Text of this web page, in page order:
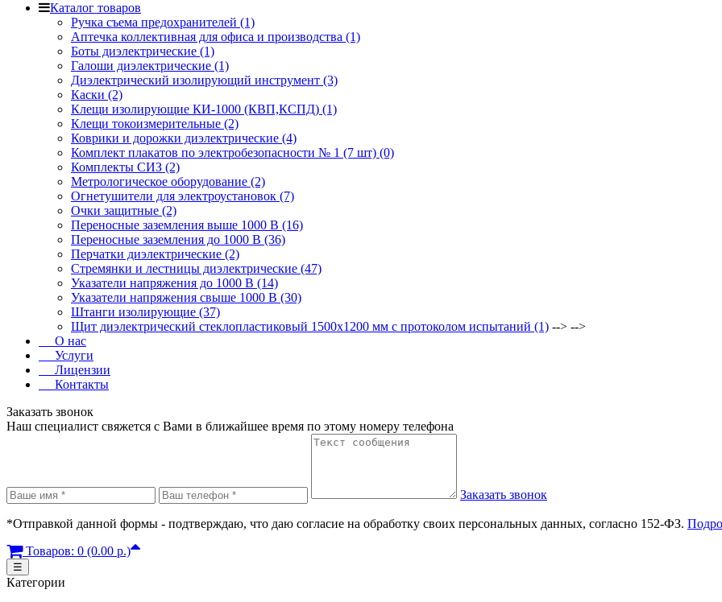
Каталог товаров
Ручка съема предохранителей (1)
Аптечка коллективная для офиса и производства (1)
Боты диэлектрические (1)
Галоши диэлектрические (1)
Диэлектрический изолирующий инструмент (3)
Каски (2)
Клещи изолирующие КИ-1000 (КВП,КСПД) (1)
Клещи токоизмерительные (2)
Коврики и дорожки диэлектрические (4)
Комплект плакатов по электробезопасности № 1 (7 шт) (0)
Комплекты СИЗ (2)
Метрологическое оборудование (2)
Огнетушители для электроустановок (7)
Очки защитные (2)
Переносные заземления выше 1000 В (16)
Переносные заземления до 1000 В (36)
Перчатки диэлектрические (2)
Стремянки и лестницы диэлектрические (47)
Указатели напряжения до 1000 В (14)
Указатели напряжения свыше 1000 В (30)
Штанги изолирующие (37)
Щит диэлектрический стеклопластиковый 1500х1200 мм с протоколом испытаний (1) --> -->
О нас
Услуги
Лицензии
Контакты
Заказать звонок
Наш специалист свяжется с Вами в ближайшее время по этому номеру телефона
Заказать звонок
*Отправкой данной формы - подтверждаю, что даю согласие на обработку своих персональных данных, согласно 152-ФЗ.
Товаров: 0 (0.00 р.)
☰
Категории